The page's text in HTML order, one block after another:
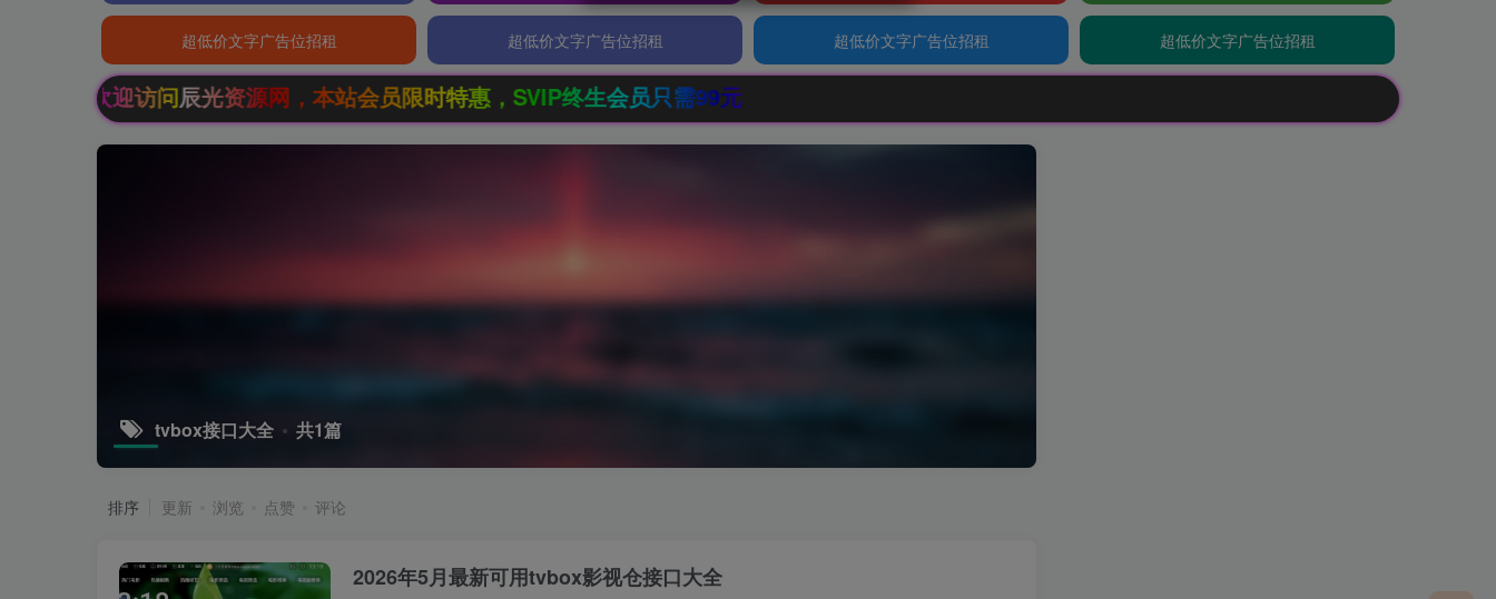
超低价文字广告位招租 超低价文字广告位招租 超低价文字广告位招租 超低价文字广告位招租
问辰光资源网，本站会员限时特惠，SVIP终生会员只需99元
tvbox接口大全 共1篇
排序 更新 浏览 点赞 评论
2026年5月最新可用tvbox影视仓接口大全